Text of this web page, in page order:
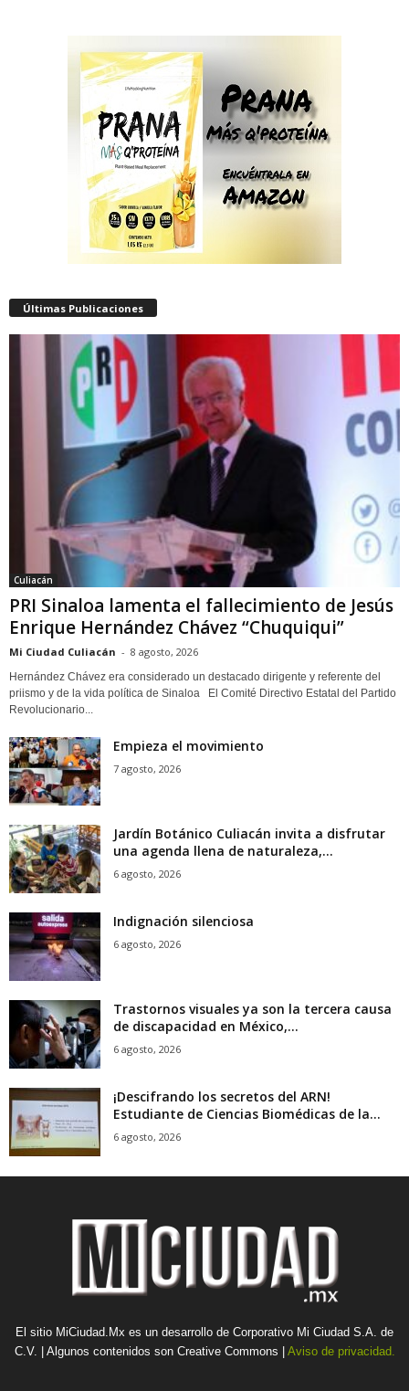
Últimas Publicaciones
Culiacán
PRI Sinaloa lamenta el fallecimiento de Jesús
Enrique Hernández Chávez “Chuquiqui”
Mi Ciudad Culiacán - 8 agosto, 2026
Hernández Chávez era considerado un destacado dirigente y referente del
priismo y de la vida política de Sinaloa El Comité Directivo Estatal del Partido
Revolucionario...
Empieza el movimiento
7 agosto, 2026
Jardín Botánico Culiacán invita a disfrutar
una agenda llena de naturaleza,...
6 agosto, 2026
Indignación silenciosa
6 agosto, 2026
Trastornos visuales ya son la tercera causa
de discapacidad en México,...
6 agosto, 2026
¡Descifrando los secretos del ARN!
Estudiante de Ciencias Biomédicas de la...
6 agosto, 2026
El sitio MiCiudad.Mx es un desarrollo de Corporativo Mi Ciudad S.A. de
C.V. | Algunos contenidos son Creative Commons | Aviso de privacidad.